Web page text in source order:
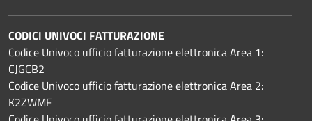
CODICI UNIVOCI FATTURAZIONE
Codice Univoco ufficio fatturazione elettronica Area 1:
CJGCB2
Codice Univoco ufficio fatturazione elettronica Area 2:
K2ZWMF